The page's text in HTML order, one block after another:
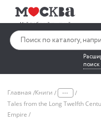
поиск
Главная Книги ...
Tales from the Long Twelfth
Empire